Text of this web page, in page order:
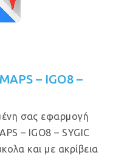
– IGO8 –
σας εφαρμογή
– IGO8 – SYGIC
και με ακρίβεια